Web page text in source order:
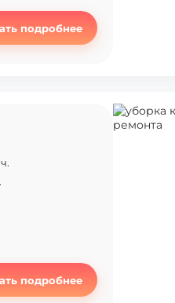
подробнее
подробнее